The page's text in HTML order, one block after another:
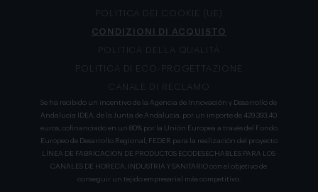
POLITICA DEI COOKIE (UE)
CONDIZIONI DI ACQUISTO
POLITICA DELLA QUALITÀ
POLITICA DI ECO-PROGETTAZIONE
CANALE DI RECLAMO
Se ha recibido un incentivo de la Agencia de Innovación y Desarrollo de
Andalucía IDEA, de la Junta de Andalucía, por un importe de 429.393,40
euros, cofinanciado en un 80% por la Unión Europea a través del Fondo
Europeo de Desarrollo Regional, FEDER para la realización del proyecto
LÍNEA DE FABRICACION DE PRODUCTOS ECODESECHABLES PARA LOS
CANALES DE HORECA, INDUSTRIA Y SANITARIO con el objetivo de
conseguir un tejido empresarial más competitivo.